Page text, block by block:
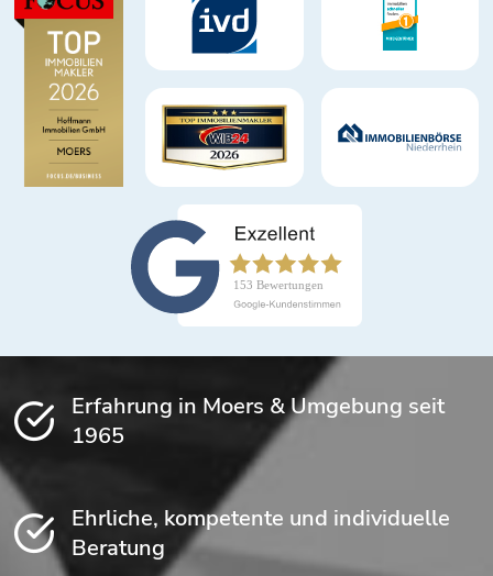
Erfahrung in Moers & Umgebung seit
1965
Ehrliche, kompetente und individuelle
Beratung